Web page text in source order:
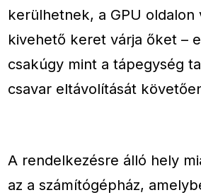
kerülhetnek, a GPU oldalon
kivehető keret várja őket –
csakúgy mint a tápegység
csavar eltávolítását
A rendelkezésre álló hely
az a számítógépház,